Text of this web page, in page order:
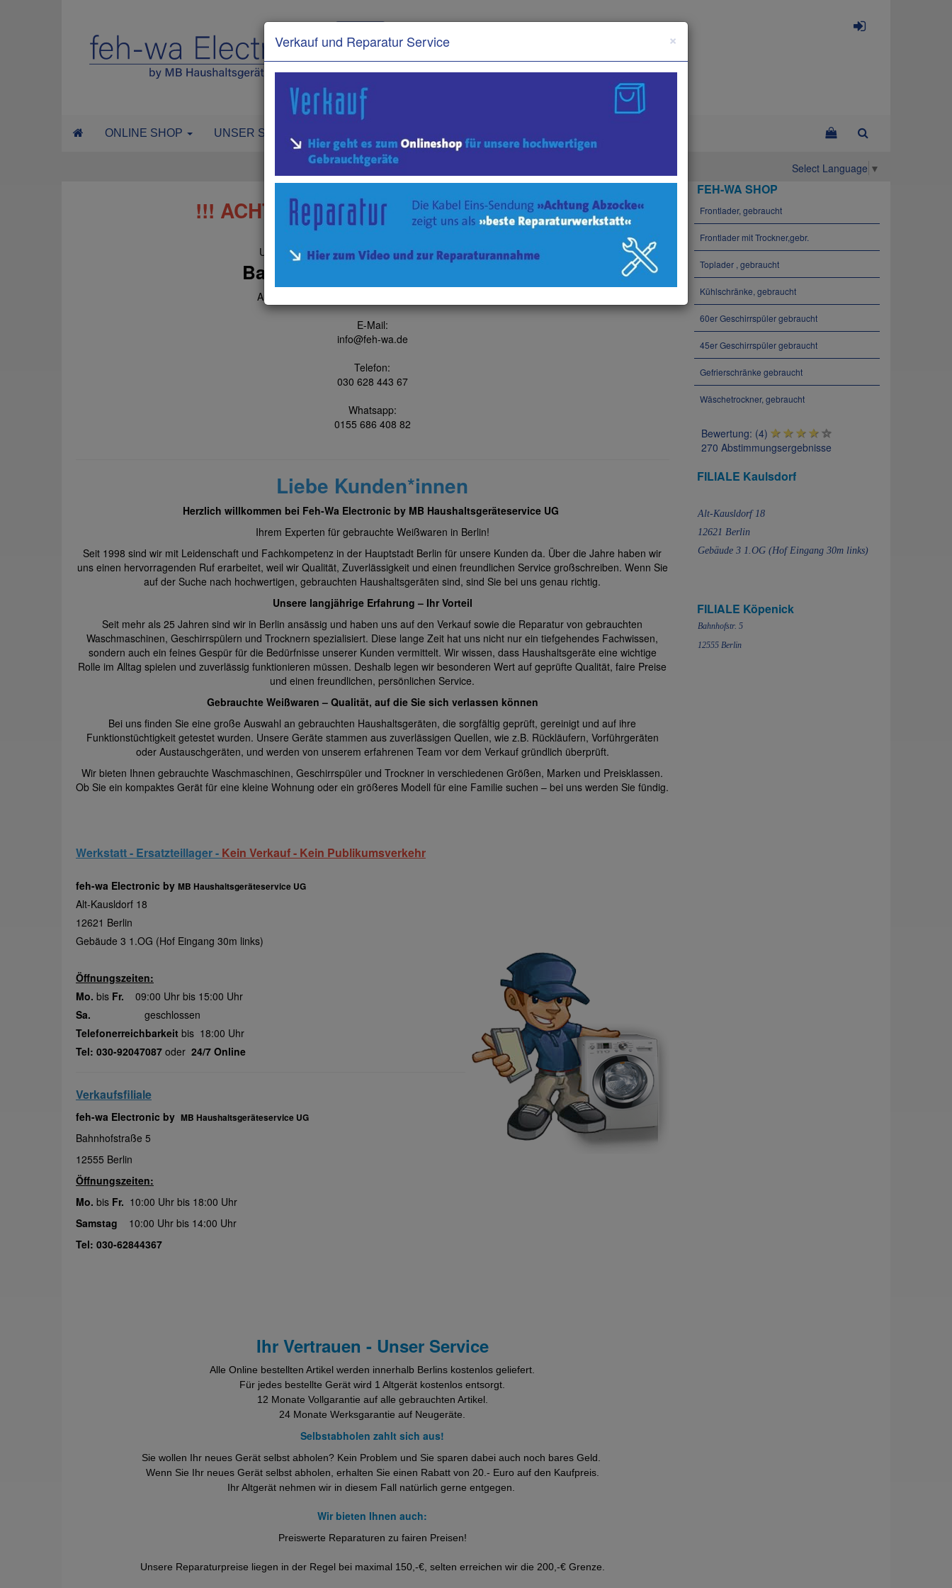
ONLINE SHOP UNSER SERVICE
×
Verkauf und Reparatur Service
Select Language ▼
!!! ACHTUNG: Wir sind umgezogen !!!
Unser Verkauf befindet sich ab sofort in Köpenick:
Bahnhofstraße 5, 12555 Berlin
Außerdem erreichen Sie uns auf folgenden Wegen:
E-Mail:
info@feh-wa.de
Telefon:
030 628 443 6​7
Whatsapp:
0155 686 408 82
Liebe Kunden*innen
Herzlich willkommen bei Feh-Wa Electronic by MB Haushaltsgeräteservice UG
Ihrem Experten für gebrauchte Weißwaren in Berlin!
Seit 1998 sind wir mit Leidenschaft und Fachkompetenz in der Hauptstadt Berlin für unsere Kunden da. Über die Jahre haben wir
uns einen hervorragenden Ruf erarbeitet, weil wir Qualität, Zuverlässigkeit und einen freundlichen Service großschreiben. Wenn Sie
auf der Suche nach hochwertigen, gebrauchten Haushaltsgeräten sind, sind Sie bei uns genau richtig.
Unsere langjährige Erfahrung – Ihr Vorteil
Seit mehr als 25 Jahren sind wir in Berlin ansässig und haben uns auf den Verkauf sowie die Reparatur von gebrauchten
Waschmaschinen, Geschirrspülern und Trocknern spezialisiert. Diese lange Zeit hat uns nicht nur ein tiefgehendes Fachwissen,
sondern auch ein feines Gespür für die Bedürfnisse unserer Kunden vermittelt. Wir wissen, dass Haushaltsgeräte eine wichtige
Rolle im Alltag spielen und zuverlässig funktionieren müssen. Deshalb legen wir besonderen Wert auf geprüfte Qualität, faire Preise
und einen freundlichen, persönlichen Service.
Gebrauchte Weißwaren – Qualität, auf die Sie sich verlassen können
Bei uns finden Sie eine große Auswahl an gebrauchten Haushaltsgeräten, die sorgfältig geprüft, gereinigt und auf ihre
Funktionstüchtigkeit getestet wurden. Unsere Geräte stammen aus zuverlässigen Quellen, wie z.B. Rückläufern, Vorführgeräten
oder Austauschgeräten, und werden von unserem erfahrenen Team vor dem Verkauf gründlich überprüft.
Wir bieten Ihnen gebrauchte Waschmaschinen, Geschirrspüler und Trockner in verschiedenen Größen, Marken und Preisklassen.
Ob Sie ein kompaktes Gerät für eine kleine Wohnung oder ein größeres Modell für eine Familie suchen – bei uns werden Sie fündig.
Werkstatt - Ersatzteillager - Kein Verkauf - Kein Publikumsverkehr
feh-wa Electronic by MB Haushaltsgeräteservice UG
Alt-Kausldorf 18
12621 Berlin
Gebäude 3 1.OG (Hof Eingang 30m links)
Öffnungszeiten:
Mo. bis Fr.
09:00 Uhr bis 15:00 Uhr
Sa. geschlossen
Telefonerreichbarkeit bis 18:00 Uhr
Tel: 030-92047087 oder 24/7 Online
Verkaufsfiliale
feh-wa Electronic by MB Haushaltsgeräteservice UG
Bahnhofstraße 5
12555 Berlin
Öffnungszeiten:
Mo. bis Fr. 10:00 Uhr bis 18:00 Uhr
Samstag 10:00 Uhr bis 14:00 Uhr
Tel: 030-62844367
Ihr Vertrauen - Unser Service
Alle Online bestellten Artikel werden innerhalb Berlins kostenlos geliefert.
Für jedes bestellte Gerät wird 1 Altgerät kostenlos entsorgt.
12 Monate Vollgarantie auf alle gebrauchten Artikel.
24 Monate Werksgarantie auf Neugeräte.
Selbstabholen zahlt sich aus!
Sie wollen Ihr neues Gerät selbst abholen? Kein Problem und Sie sparen dabei auch noch bares Geld.
Wenn Sie Ihr neues Gerät selbst abholen, erhalten Sie einen Rabatt von 20.- Euro auf den Kaufpreis.
Ihr Altgerät nehmen wir in diesem Fall natürlich gerne entgegen.
Wir bieten Ihnen auch:
Preiswerte Reparaturen zu fairen Preisen!
Unsere Reparaturpreise liegen in der Regel bei maximal 150,-€, selten erreichen wir die 200,-€ Grenze.
FEH-WA SHOP
Frontlader, gebraucht
Frontlader mit Trockner,gebr.
Toplader , gebraucht
Kühlschränke, gebraucht
60er Geschirrspüler gebraucht
45er Geschirrspüler gebraucht
Gefrierschränke gebraucht
Wäschetrockner, gebraucht
Bewertung: (4)
270 Abstimmungsergebnisse
FILIALE Kaulsdorf
Alt-Kausldorf 18
12621 Berlin
Gebäude 3 1.OG (Hof Eingang 30m links)
FILIALE Köpenick
Bahnhofstr. 5
12555 Berlin